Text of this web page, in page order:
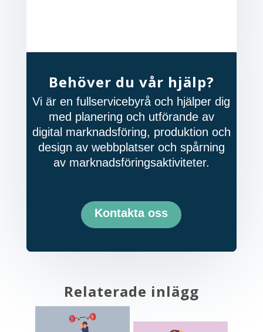
Behöver du vår hjälp?
Vi är en fullservicebyrå och hjälper dig
med planering och utförande av
digital marknadsföring, produktion och
design av webbplatser och spårning
av marknadsföringsaktiviteter.
Kontakta oss
Relaterade inlägg